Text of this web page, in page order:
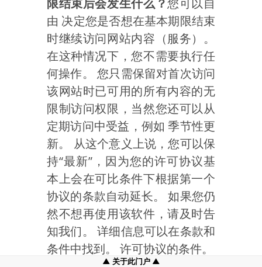
限结束后会发生什么？您可以自
由 决定您是否想在基本期限结束
时继续访问网站内容（服务）。
在这种情况下，您不需要执行任
何操作。 您只需保留对首次访问
该网站时已可用的所有内容的无
限制访问权限，当然您还可以从
定期访问中受益，例如 季节性更
新。 从这个意义上说，您可以保
持“最新”，因为您的许可协议基
本上会在可比条件下根据第一个
协议的条款自动延长。 如果您仍
然不想再使用该软件，请及时告
知我们。 详细信息可以在条款和
条件中找到。 许可协议的条件。
关于此门户